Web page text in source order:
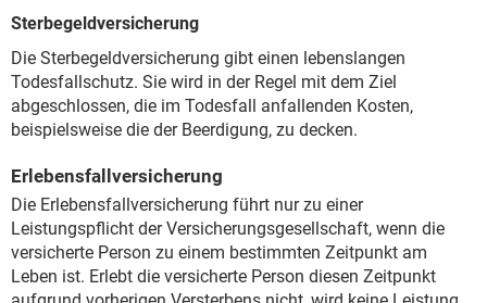
Sterbegeldversicherung
Die Sterbegeldversicherung gibt einen lebenslangen
Todesfallschutz. Sie wird in der Regel mit dem Ziel
abgeschlossen, die im Todesfall anfallenden Kosten,
beispielsweise die der Beerdigung, zu decken.
Erlebensfallversicherung
Die Erlebensfallversicherung führt nur zu einer
Leistungspflicht der Versicherungsgesellschaft, wenn die
versicherte Person zu einem bestimmten Zeitpunkt am
Leben ist. Erlebt die versicherte Person diesen Zeitpunkt